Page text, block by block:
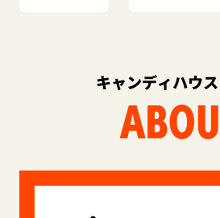
キャンディハウ